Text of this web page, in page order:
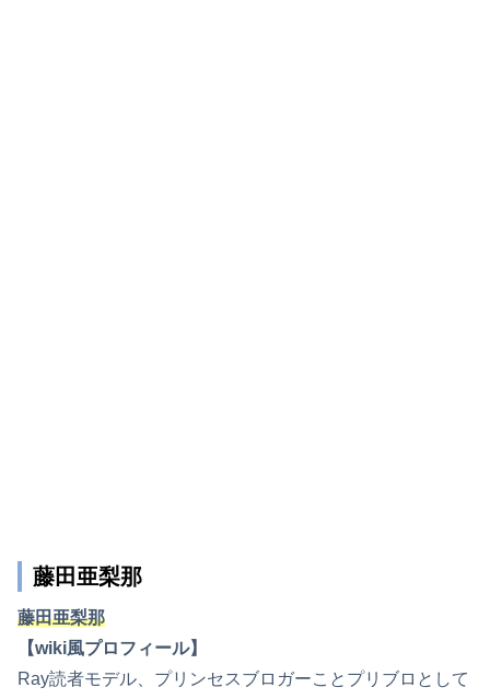
藤田亜梨那
藤田亜梨那
【wiki風プロフィール】
Ray読者モデル、プリンセスブロガーことプリブロとして